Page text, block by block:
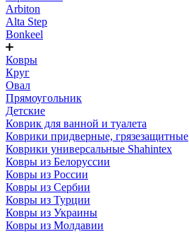
Arbiton
Alta Step
Bonkeel
Ковры
Круг
Овал
Прямоугольник
Детские
Коврик для ванной и туалета
Коврики придверные, грязезащитные
Коврики универсальные Shahintex
Ковры из Белоруссии
Ковры из России
Ковры из Сербии
Ковры из Турции
Ковры из Украины
Ковры из Молдавии